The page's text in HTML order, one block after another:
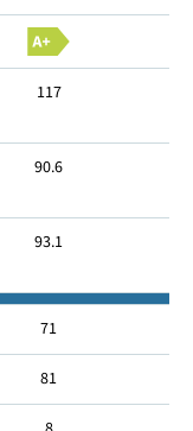
117
90.6
93.1
71
81